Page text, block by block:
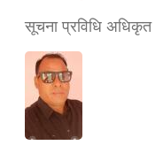
सूचना प्रविधि अधिकृत